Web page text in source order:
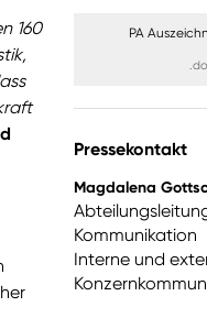
160
PA
Pressekontakt
Magdalena
Kommunikation
Interne und